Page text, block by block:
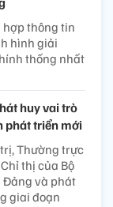
hợp thông tin
hình giải
thống nhất
huy vai trò
phát triển mới
Thường trực
thị của Bộ
Đảng và phát
giai đoạn